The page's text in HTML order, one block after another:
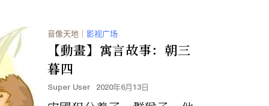
音像天地 ｜ 影视广场
【動畫】寓言故事：朝三
暮四
Super User 2020年6月13日